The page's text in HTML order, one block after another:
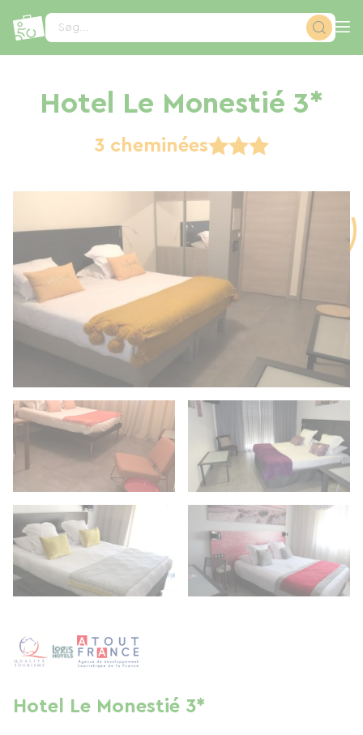
Søg...
Hotel Le Monestié 3*
3 cheminées
Hotel Le Monestié 3*
CCookie-styringspanel